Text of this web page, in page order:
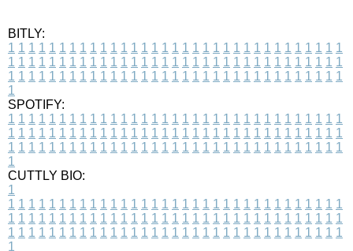
BITLY:
1 1 1 1 1 1 1 1 1 1 1 1 1 1 1 1 1 1 1 1 1 1 1 1 1 1 1 1 1 1 1 1 1
1 1 1 1 1 1 1 1 1 1 1 1 1 1 1 1 1 1 1 1 1 1 1 1 1 1 1 1 1 1 1 1 1
1 1 1 1 1 1 1 1 1 1 1 1 1 1 1 1 1 1 1 1 1 1 1 1 1 1 1 1 1 1 1 1 1
1
SPOTIFY:
1 1 1 1 1 1 1 1 1 1 1 1 1 1 1 1 1 1 1 1 1 1 1 1 1 1 1 1 1 1 1 1 1
1 1 1 1 1 1 1 1 1 1 1 1 1 1 1 1 1 1 1 1 1 1 1 1 1 1 1 1 1 1 1 1 1
1 1 1 1 1 1 1 1 1 1 1 1 1 1 1 1 1 1 1 1 1 1 1 1 1 1 1 1 1 1 1 1 1
1
CUTTLY BIO:
1
1 1 1 1 1 1 1 1 1 1 1 1 1 1 1 1 1 1 1 1 1 1 1 1 1 1 1 1 1 1 1 1 1
1 1 1 1 1 1 1 1 1 1 1 1 1 1 1 1 1 1 1 1 1 1 1 1 1 1 1 1 1 1 1 1 1
1 1 1 1 1 1 1 1 1 1 1 1 1 1 1 1 1 1 1 1 1 1 1 1 1 1 1 1 1 1 1 1 1
1